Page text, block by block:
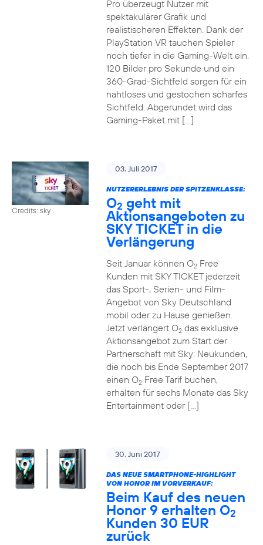
Pro überzeugt Nutzer mit
spektakulärer Grafik und
realistischeren Effekten. Dank der
PlayStation VR tauchen Spieler
noch tiefer in die Gaming-Welt ein.
120 Bilder pro Sekunde und ein
360-Grad-Sichtfeld sorgen für ein
nahtloses und gestochen scharfes
Sichtfeld. Abgerundet wird das
Gaming-Paket mit […]
Credits: sky
03. Juli 2017
NUTZERERLEBNIS DER SPITZENKLASSE:
O2 geht mit
Aktionsangeboten zu
SKY TICKET in die
Verlängerung
Seit Januar können O2Free
Kunden mit SKY TICKET jederzeit
das Sport-, Serien- und Film-
Angebot von Sky Deutschland
mobil oder zu Hause genießen.
Jetzt verlängert O2das exklusive
Aktionsangebot zum Start der
Partnerschaft mit Sky: Neukunden,
die noch bis Ende September 2017
einen O2Free Tarif buchen,
erhalten für sechs Monate das Sky
Entertainment oder […]
30. Juni 2017
DAS NEUE SMARTPHONE-HIGHLIGHT
VON HONOR IM VORVERKAUF:
Beim Kauf des neuen
Honor 9 erhalten O2
Kunden 30 EUR
zurück